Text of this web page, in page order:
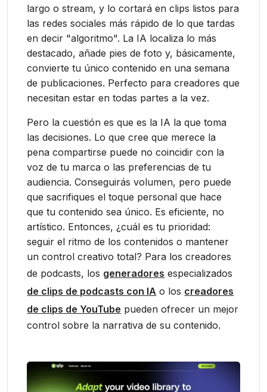
largo o stream, y lo cortará en clips listos para
las redes sociales más rápido de lo que tardas
en decir "algoritmo". La IA localiza lo más
destacado, añade pies de foto y, básicamente,
convierte tu único contenido en una semana
de publicaciones. Perfecto para creadores que
necesitan estar en todas partes a la vez.
Pero la cuestión es que es la IA la que toma
las decisiones. Lo que cree que merece la
pena compartirse puede no coincidir con la
voz de tu marca o las preferencias de tu
audiencia. Conseguirás volumen, pero puede
que sacrifiques el toque personal que hace
que tu contenido sea único. Es eficiente, no
artístico. Entonces, ¿cuál es tu prioridad:
seguir el ritmo de los contenidos o mantener
un control creativo total? Para los creadores
de podcasts, los generadores especializados
de clips de podcasts con IA o los creadores
de clips de YouTube pueden ofrecer un mejor
control sobre la narrativa de su contenido.